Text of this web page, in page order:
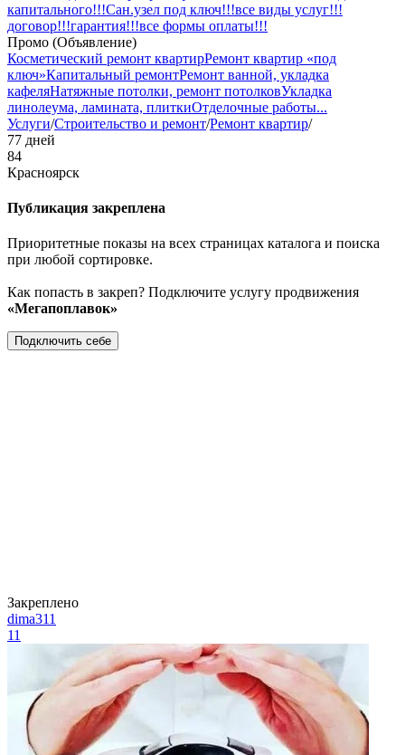
капитального!!!Сан.узел под ключ!!!все виды услуг!!!
договор!!!гарантия!!!все формы оплаты!!!
Промо (Объявление)
Косметический ремонт квартирРемонт квартир «под
ключ»Капитальный ремонтРемонт ванной, укладка
кафеляНатяжные потолки, ремонт потолковУкладка
линолеума, ламината, плиткиОтделочные работы...
Услуги/Строительство и ремонт/Ремонт квартир/
77 дней
84
Красноярск
Публикация закреплена
Приоритетные показы на всех страницах каталога и поиска
при любой сортировке.
Как попасть в закреп? Подключите услугу продвижения
«Мегапоплавок»
Подключить себе
Закреплено
dima311
11